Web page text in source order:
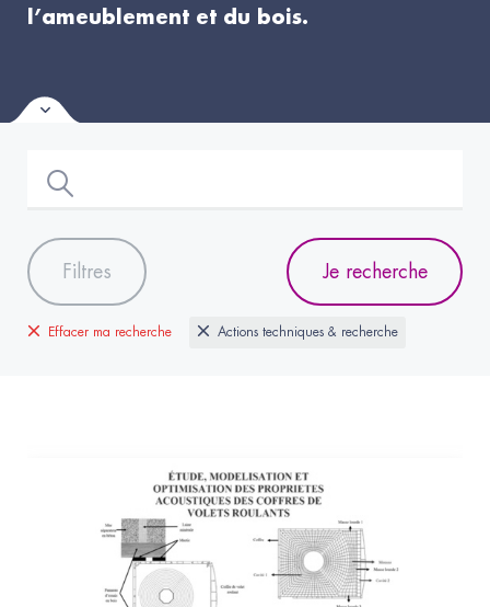
l’ameublement et du bois.
Je recherche
Filtres
Effacer ma recherche Actions techniques & recherche